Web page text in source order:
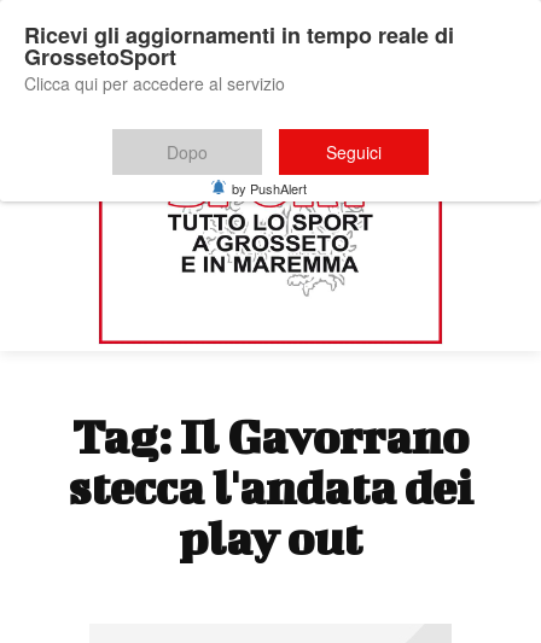
Tag:Il Gavorrano
stecca l'andata dei
play out
Ricevi gli aggiornamenti in tempo reale di
GrossetoSport
Clicca qui per accedere al servizio
Dopo Seguici
by PushAlert